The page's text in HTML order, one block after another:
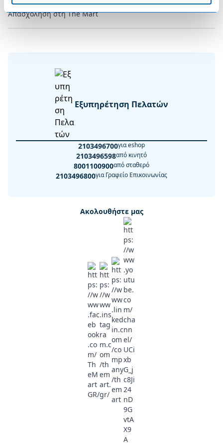
Απασχόληση στη The Mart
Εξυπηρέτηση Πελατών
2103496700για eshop
2103496598από κινητό
8001100900από σταθερό
2103496800για Γραφείο Επικοινωνίας
Ακολουθήστε μας